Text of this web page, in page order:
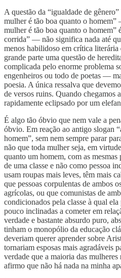
A questão da “igualdade de
mulher é tão boa quanto o
mulher é tão boa quanto o homem”
corrida” — não significa nada até
menos habilidoso em crítica literária
grande parte uma questão de
complicada pelo enorme problema
engenheiros ou todo de poetas —
poesia. A única ressalva que
de versos ruins. Quando chegamos
rapidamente eclipsado por um
É algo tão óbvio que nem vale a
óbvio. Em reação ao antigo slogan
homem”, sem nem sempre parar
não que toda mulher seja, em
quanto um homem, com as
de uma classe e não como pessoa
usam roupas mais leves, têm mais
que pessoas corpulentas de ambos
agrícolas, ou que comunistas de
condicionados pela classe à qual
pouco inclinadas a cometer em
verdade e bastante absurdo puro,
tinham o monopólio da educação
deveriam querer aprender sobre
tornariam esposas mais agradáveis
verdade que a maioria das
afirmo que não há nada na minha